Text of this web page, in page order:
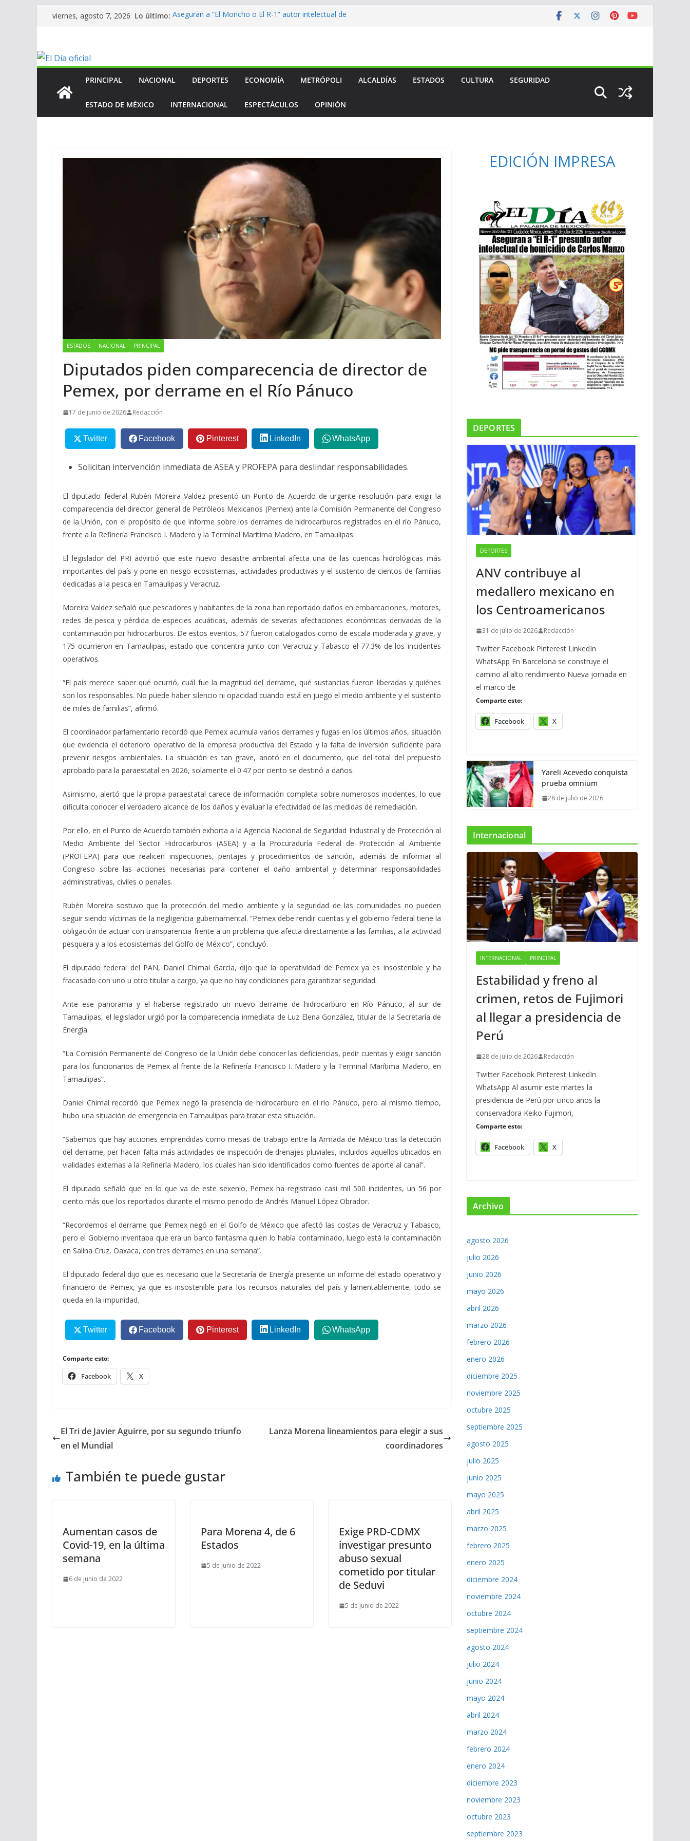
Saltarviernes, agosto 7, 2026 Lo último: Aseguran a “El Moncho o El R-1” autor intelectual de
ANV contribuye al medallero mexicano en los
Centroamericanos
PRINCIPAL NACIONAL DEPORTES ECONOMÍA METRÓPOLI ALCALDÍAS ESTADOS CULTURA SEGURIDAD
ESTADO DE MÉXICO INTERNACIONAL ESPECTÁCULOS OPINIÓN
ESTADOS NACIONAL PRINCIPAL
Diputados piden comparecencia de director de
Pemex, por derrame en el Río Pánuco
17 de junio de 2026 Redacción
Twitter Facebook Pinterest LinkedIn WhatsApp
Solicitan intervención inmediata de ASEA y PROFEPA para deslindar responsabilidades.
El diputado federal Rubén Moreira Valdez presentó un Punto de Acuerdo de urgente resolución para exigir la
comparecencia del director general de Petróleos Mexicanos (Pemex) ante la Comisión Permanente del Congreso
de la Unión, con el propósito de que informe sobre los derrames de hidrocarburos registrados en el río Pánuco,
frente a la Refinería Francisco I. Madero y la Terminal Marítima Madero, en Tamaulipas.
El legislador del PRI advirtió que este nuevo desastre ambiental afecta una de las cuencas hidrológicas más
importantes del país y pone en riesgo ecosistemas, actividades productivas y el sustento de cientos de familias
dedicadas a la pesca en Tamaulipas y Veracruz.
Moreira Valdez señaló que pescadores y habitantes de la zona han reportado daños en embarcaciones, motores,
redes de pesca y pérdida de especies acuáticas, además de severas afectaciones económicas derivadas de la
contaminación por hidrocarburos. De estos eventos, 57 fueron catalogados como de escala moderada y grave, y
175 ocurrieron en Tamaulipas, estado que concentra junto con Veracruz y Tabasco el 77.3% de los incidentes
operativos.
“El país merece saber qué ocurrió, cuál fue la magnitud del derrame, qué sustancias fueron liberadas y quiénes
son los responsables. No puede haber silencio ni opacidad cuando está en juego el medio ambiente y el sustento
de miles de familias”, afirmó.
El coordinador parlamentario recordó que Pemex acumula varios derrames y fugas en los últimos años, situación
que evidencia el deterioro operativo de la empresa productiva del Estado y la falta de inversión suficiente para
prevenir riesgos ambientales. La situación es tan grave, anotó en el documento, que del total del prepuesto
aprobado para la paraestatal en 2026, solamente el 0.47 por ciento se destinó a daños.
Asimismo, alertó que la propia paraestatal carece de información completa sobre numerosos incidentes, lo que
dificulta conocer el verdadero alcance de los daños y evaluar la efectividad de las medidas de remediación.
Por ello, en el Punto de Acuerdo también exhorta a la Agencia Nacional de Seguridad Industrial y de Protección al
Medio Ambiente del Sector Hidrocarburos (ASEA) y a la Procuraduría Federal de Protección al Ambiente
(PROFEPA) para que realicen inspecciones, peritajes y procedimientos de sanción, además de informar al
Congreso sobre las acciones necesarias para contener el daño ambiental y determinar responsabilidades
administrativas, civiles o penales.
Rubén Moreira sostuvo que la protección del medio ambiente y la seguridad de las comunidades no pueden
seguir siendo víctimas de la negligencia gubernamental. “Pemex debe rendir cuentas y el gobierno federal tiene la
obligación de actuar con transparencia frente a un problema que afecta directamente a las familias, a la actividad
pesquera y a los ecosistemas del Golfo de México”, concluyó.
El diputado federal del PAN, Daniel Chimal García, dijo que la operatividad de Pemex ya es insostenible y ha
fracasado con uno u otro titular a cargo, ya que no hay condiciones para garantizar seguridad.
Ante ese panorama y el haberse registrado un nuevo derrame de hidrocarburo en Río Pánuco, al sur de
Tamaulipas, el legislador urgió por la comparecencia inmediata de Luz Elena González, titular de la Secretaría de
Energía.
“La Comisión Permanente del Congreso de la Unión debe conocer las deficiencias, pedir cuentas y exigir sanción
para los funcionarios de Pemex al frente de la Refinería Francisco I. Madero y la Terminal Marítima Madero, en
Tamaulipas”.
Daniel Chimal recordó que Pemex negó la presencia de hidrocarburo en el río Pánuco, pero al mismo tiempo,
hubo una situación de emergencia en Tamaulipas para tratar esta situación.
“Sabemos que hay acciones emprendidas como mesas de trabajo entre la Armada de México tras la detección
del derrame, per hacen falta más actividades de inspección de drenajes pluviales, incluidos aquellos ubicados en
vialidades externas a la Refinería Madero, los cuales han sido identificados como fuentes de aporte al canal”.
El diputado señaló que en lo que va de este sexenio, Pemex ha registrado casi mil 500 incidentes, un 56 por
ciento más que los reportados durante el mismo periodo de Andrés Manuel López Obrador.
“Recordemos el derrame que Pemex negó en el Golfo de México que afectó las costas de Veracruz y Tabasco,
pero el Gobierno inventaba que era un barco fantasma quien lo había contaminado, luego está la contaminación
en Salina Cruz, Oaxaca, con tres derrames en una semana”.
El diputado federal dijo que es necesario que la Secretaría de Energía presente un informe del estado operativo y
financiero de Pemex, ya que es insostenible para los recursos naturales del país y lamentablemente, todo se
queda en la impunidad.
Twitter Facebook Pinterest LinkedIn WhatsApp
Comparte esto:
Facebook X
El Tri de Javier Aguirre, por su segundo triunfo
en el Mundial
Lanza Morena lineamientos para elegir a sus
coordinadores
También te puede gustar
Aumentan casos de
Covid-19, en la última
semana
6 de junio de 2022
Para Morena 4, de 6
Estados
5 de junio de 2022
Exige PRD-CDMX
investigar presunto
abuso sexual
cometido por titular
de Seduvi
5 de junio de 2022
EDICIÓN IMPRESA
DEPORTES
DEPORTES
ANV contribuye al
medallero mexicano en
los Centroamericanos
31 de julio de 2026 Redacción
Twitter Facebook Pinterest LinkedIn
WhatsApp En Barcelona se construye el
camino al alto rendimiento Nueva jornada en
el marco de
Comparte esto:
Facebook X
Yareli Acevedo conquista
prueba omnium
28 de julio de 2026
Internacional
INTERNACIONAL PRINCIPAL
Estabilidad y freno al
crimen, retos de Fujimori
al llegar a presidencia de
Perú
28 de julio de 2026 Redacción
Twitter Facebook Pinterest LinkedIn
WhatsApp Al asumir este martes la
presidencia de Perú por cinco años la
conservadora Keiko Fujimori,
Comparte esto:
Facebook X
Archivo
agosto 2026
julio 2026
junio 2026
mayo 2026
abril 2026
marzo 2026
febrero 2026
enero 2026
diciembre 2025
noviembre 2025
octubre 2025
septiembre 2025
agosto 2025
julio 2025
junio 2025
mayo 2025
abril 2025
marzo 2025
febrero 2025
enero 2025
diciembre 2024
noviembre 2024
octubre 2024
septiembre 2024
agosto 2024
julio 2024
junio 2024
mayo 2024
abril 2024
marzo 2024
febrero 2024
enero 2024
diciembre 2023
noviembre 2023
octubre 2023
septiembre 2023